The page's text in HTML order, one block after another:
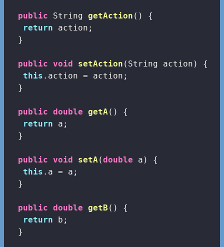
public String getAction ()
{
return action;
  }
public void setAction (String action)
{
this .action = action;
  }
public double getA()
{
return a;
  }
public void setA(double a)
{
this .a = a;
  }
public double getB ()
{
return b;
  }